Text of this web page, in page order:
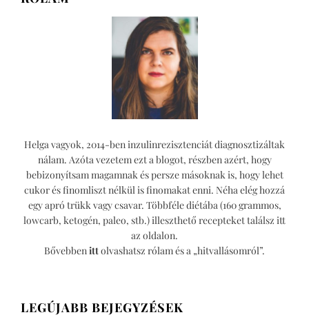
Helga vagyok, 2014-ben inzulinrezisztenciát diagnosztizáltak
nálam. Azóta vezetem ezt a blogot, részben azért, hogy
bebizonyítsam magamnak és persze másoknak is, hogy lehet
cukor és finomliszt nélkül is finomakat enni. Néha elég hozzá
egy apró trükk vagy csavar. Többféle diétába (160 grammos,
lowcarb, ketogén, paleo, stb.) illeszthető recepteket találsz itt
az oldalon.
Bővebbenittolvashatsz rólam és a „hitvallásomról”.
LEGÚJABB BEJEGYZÉSEK